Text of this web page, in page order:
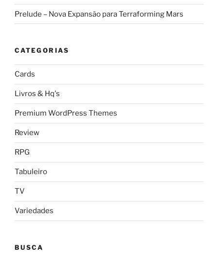
Prelude – Nova Expansão para Terraforming Mars
CATEGORIAS
Cards
Livros & Hq's
Premium WordPress Themes
Review
RPG
Tabuleiro
TV
Variedades
BUSCA